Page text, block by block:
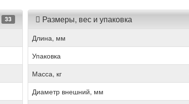
33 Размеры, вес и упаковка
Длина, мм
Упаковка
Масса, кг
Диаметр внешний, мм